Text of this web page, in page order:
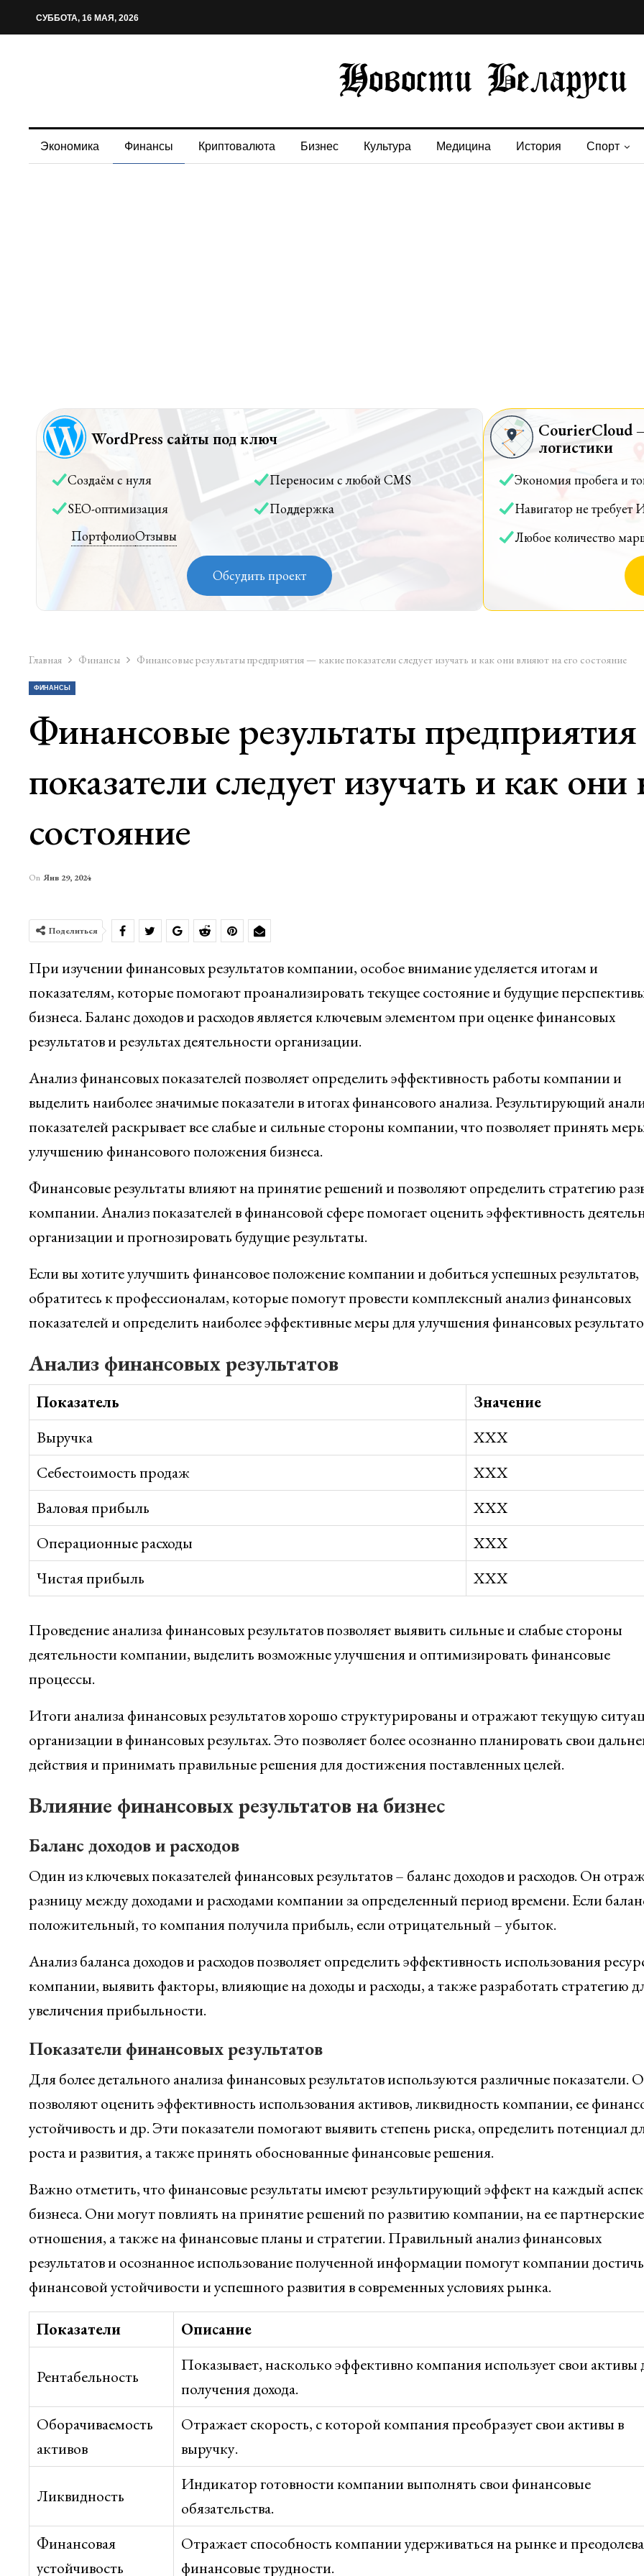
СУББОТА, 16 МАЯ, 2026
Экономика Финансы Криптовалюта Бизнес Культура Медицина История Спорт
WordPress сайты под ключ
Создаём с нуля
Переносим с любой CMS
SEO-оптимизация
Поддержка
ПортфолиоОтзывы
Обсудить проект
CourierCloud
логистики
Экономия пробега и
Навигатор не требует
Любое количество
Главная Финансы Финансовые результаты предприятия — какие показатели следует изучать и как они влияют на его состояние
ФИНАНСЫ
Финансовые результаты
показатели следует изучать и как
состояние
On Янв 29, 2024
Поделиться
При изучении финансовых результатов компании, особое внимание уделяется итогам и
показателям, которые помогают проанализировать текущее состояние и будущие
бизнеса. Баланс доходов и расходов является ключевым элементом при оценке финансовых
результатов и результах деятельности организации.
Анализ финансовых показателей позволяет определить эффективность работы компании и
выделить наиболее значимые показатели в итогах финансового анализа. Результирующий
показателей раскрывает все слабые и сильные стороны компании, что позволяет принять
улучшению финансового положения бизнеса.
Финансовые результаты влияют на принятие решений и позволяют определить стратегию
компании. Анализ показателей в финансовой сфере помогает оценить эффективность
организации и прогнозировать будущие результаты.
Если вы хотите улучшить финансовое положение компании и добиться успешных результатов,
обратитесь к профессионалам, которые помогут провести комплексный анализ финансовых
показателей и определить наиболее эффективные меры для улучшения финансовых
Анализ финансовых результатов
Показатель
Значение
Выручка
XXX
Себестоимость продаж
XXX
Валовая прибыль
XXX
Операционные расходы
XXX
Чистая прибыль
XXX
Проведение анализа финансовых результатов позволяет выявить сильные и слабые стороны
деятельности компании, выделить возможные улучшения и оптимизировать финансовые
процессы.
Итоги анализа финансовых результатов хорошо структурированы и отражают текущую
организации в финансовых результах. Это позволяет более осознанно планировать свои
действия и принимать правильные решения для достижения поставленных целей.
Влияние финансовых результатов на бизнес
Баланс доходов и расходов
Один из ключевых показателей финансовых результатов – баланс доходов и расходов. Он
разницу между доходами и расходами компании за определенный период времени. Если
положительный, то компания получила прибыль, если отрицательный – убыток.
Анализ баланса доходов и расходов позволяет определить эффективность использования
компании, выявить факторы, влияющие на доходы и расходы, а также разработать стратегию
увеличения прибыльности.
Показатели финансовых результатов
Для более детального анализа финансовых результатов используются различные показатели.
позволяют оценить эффективность использования активов, ликвидность компании, ее
устойчивость и др. Эти показатели помогают выявить степень риска, определить потенциал
роста и развития, а также принять обоснованные финансовые решения.
Важно отметить, что финансовые результаты имеют результирующий эффект на каждый
бизнеса. Они могут повлиять на принятие решений по развитию компании, на ее партнерские
отношения, а также на финансовые планы и стратегии. Правильный анализ финансовых
результатов и осознанное использование полученной информации помогут компании достичь
финансовой устойчивости и успешного развития в современных условиях рынка.
Показатели Описание
Рентабельность
Показывает, насколько эффективно компания использует свои активы
получения дохода.
Оборачиваемость
активов
Отражает скорость, с которой компания преобразует свои активы в
выручку.
Ликвидность
Индикатор готовности компании выполнять свои финансовые
обязательства.
Финансовая
устойчивость
Отражает способность компании удерживаться на рынке и
финансовые трудности.